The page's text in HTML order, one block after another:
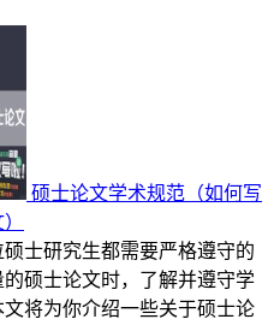
硕士论文学术规范（如何写
士研究生都需要严格遵守的
硕士论文时，了解并遵守学
将为你介绍一些关于硕士论